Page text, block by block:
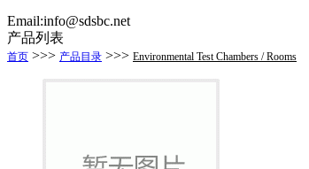
Email:info@sdsbc.net
产品列表
首页 >>> 产品目录 >>> Environmental Test Chambers / Rooms